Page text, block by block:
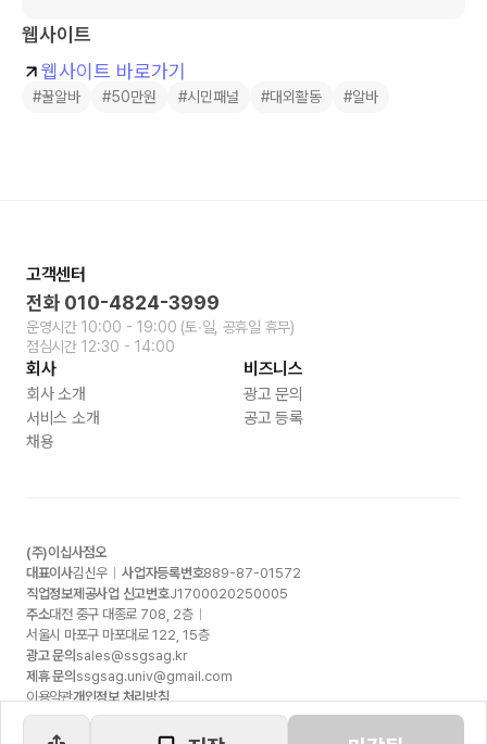
웹사이트
웹사이트 바로가기
#꿀알바 #50만원 #시민패널 #대외활동 #알바
고객센터
전화 010-4824-3999
운영시간 10:00 - 19:00 (토∙일, 공휴일 휴무)
점심시간 12:30 - 14:00
회사
회사 소개
서비스 소개
채용
비즈니스
광고 문의
공고 등록
(주)이십사점오
대표이사김신우 사업자등록번호889-87-01572
직업정보제공사업 신고번호J1700020250005
주소대전 중구 대종로 708, 2층
서울시 마포구 마포대로 122, 15층
광고 문의 sales@ssgsag.kr
제휴 문의 ssgsag.univ@gmail.com
이용약관개인정보 처리방침